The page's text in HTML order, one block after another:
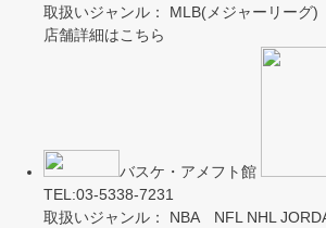
取扱いジャンル： MLB(メジャーリー
店舗詳細はこちら
バスケ・アメフト館
TEL:03-5338-7231
取扱いジャンル： NBA NFL NHL